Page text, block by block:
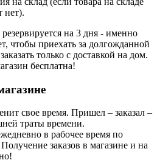
нет).
на 3 дня - именно
чтобы приехать за долгожданной
только с доставкой на дом.
бесплатна!
свое время. Пришел – заказал –
траты времени.
в рабочее время по
заказов в магазине и на